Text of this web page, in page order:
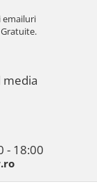
emailuri
media
- 18:00